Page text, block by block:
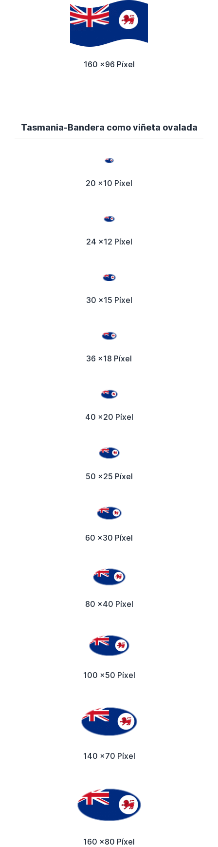
160 x96 Píxel
Tasmania-Bandera como viñeta ovalada
20 x10 Píxel
24 x12 Píxel
30 x15 Píxel
36 x18 Píxel
40 x20 Píxel
50 x25 Píxel
60 x30 Píxel
80 x40 Píxel
100 x50 Píxel
140 x70 Píxel
160 x80 Píxel